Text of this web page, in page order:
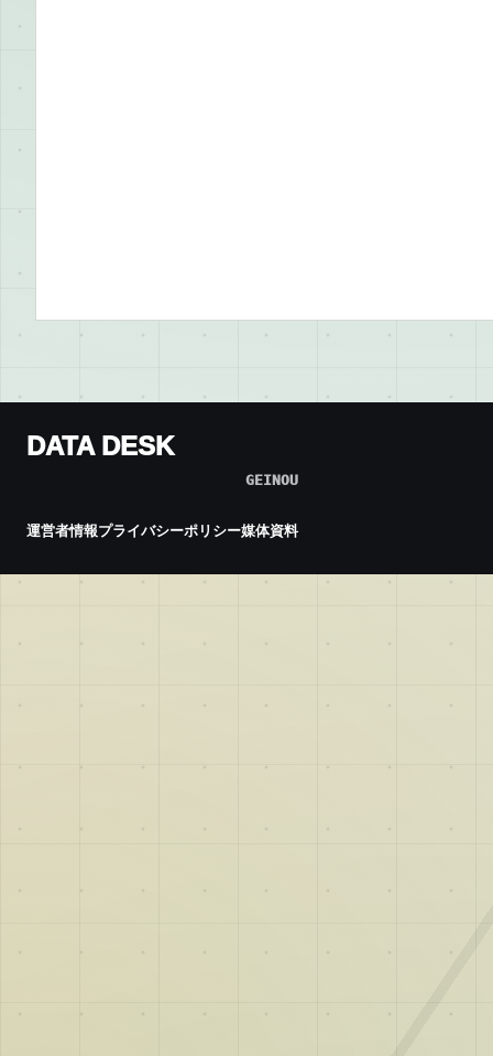
DATA DESK
GEINOU
運営者情報プライバシーポリシー媒体資料